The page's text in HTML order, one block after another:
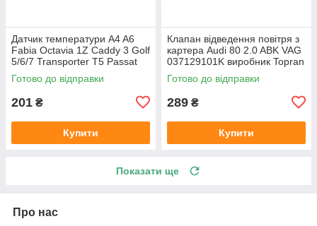
Датчик температури A4 A6
Fabia Octavia 1Z Caddy 3 Golf
5/6/7 Transporter T5 Passat
B6 (колір сірий)
Готово до відправки
201 ₴
Купити
Клапан відведення повітря з
картера Audi 80 2.0 ABK VAG
037129101K виробник Topran
Німеччина
Готово до відправки
289 ₴
Купити
Показати ще
Про нас